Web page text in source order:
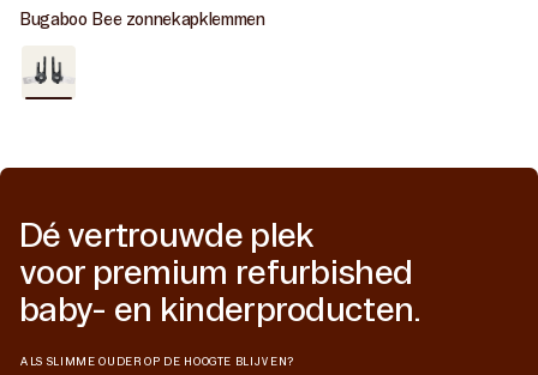
prijs
Bugaboo Bee zonnekapklemmen
Nieuw
/
Dé vertrouwde plek
voor premium refurbished
baby- en kinderproducten.
ALS SLIMME OUDER OP DE HOOGTE BLIJVEN?